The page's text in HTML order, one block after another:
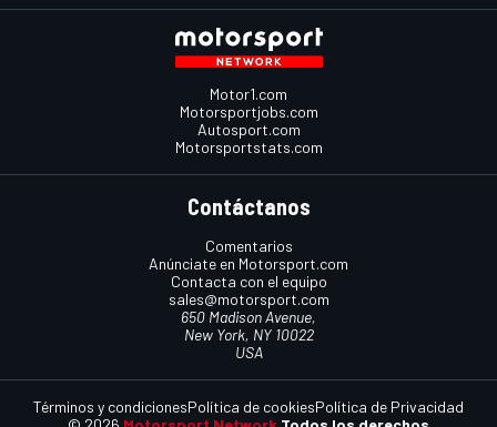
Motor1.com
Motorsportjobs.com
Autosport.com
Motorsportstats.com
Contáctanos
Comentarios
Anúnciate en Motorsport.com
Contacta con el equipo
sales@motorsport.com
650 Madison Avenue,
New York, NY 10022
USA
Términos y condicionesPolítica de cookiesPolítica de Privacidad